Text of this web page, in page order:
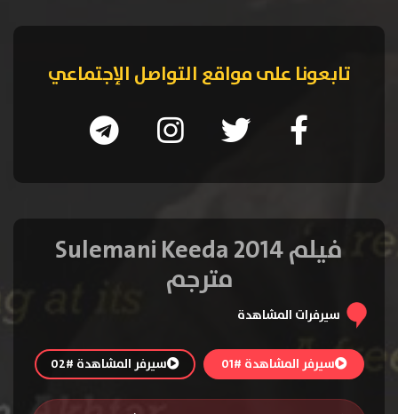
تابعونا على مواقع التواصل الإجتماعي
فيلم Sulemani Keeda 2014
مترجم
سيرفرات المشاهدة
سيرفر المشاهدة #01 سيرفر المشاهدة #02